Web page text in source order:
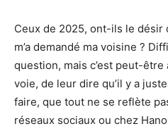
Ceux de 2025, ont-ils le désir
m’a demandé ma voisine ?
question, mais c’est peut-
voie, de leur dire qu’il y a
faire, que tout ne se reflète
réseaux sociaux ou chez